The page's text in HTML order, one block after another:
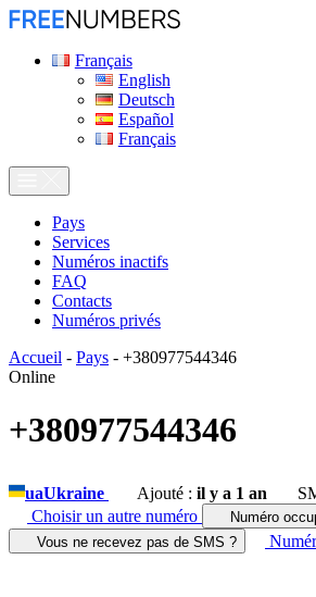
Français
English
Deutsch
Español
Français
Pays
Services
Numéros inactifs
FAQ
Contacts
Numéros privés
Accueil - Pays - +380977544346
Online
+380977544346
uaUkraine Ajouté : il y a 1 an
Choisir un autre numéro
Numéro
Vous ne recevez pas de SMS ?